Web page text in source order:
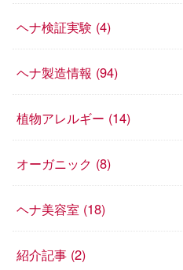
ヘナ検証実験 (4)
ヘナ製造情報 (94)
植物アレルギー (14)
オーガニック (8)
ヘナ美容室 (18)
紹介記事 (2)